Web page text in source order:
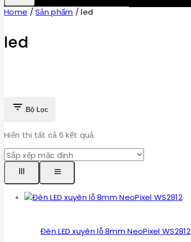
Home / Sản phẩm / led
led
Bộ Lọc
Hiển thị tất cả6 kết quả
Đèn LED xuyên lỗ 8mm NeoPixel WS2812